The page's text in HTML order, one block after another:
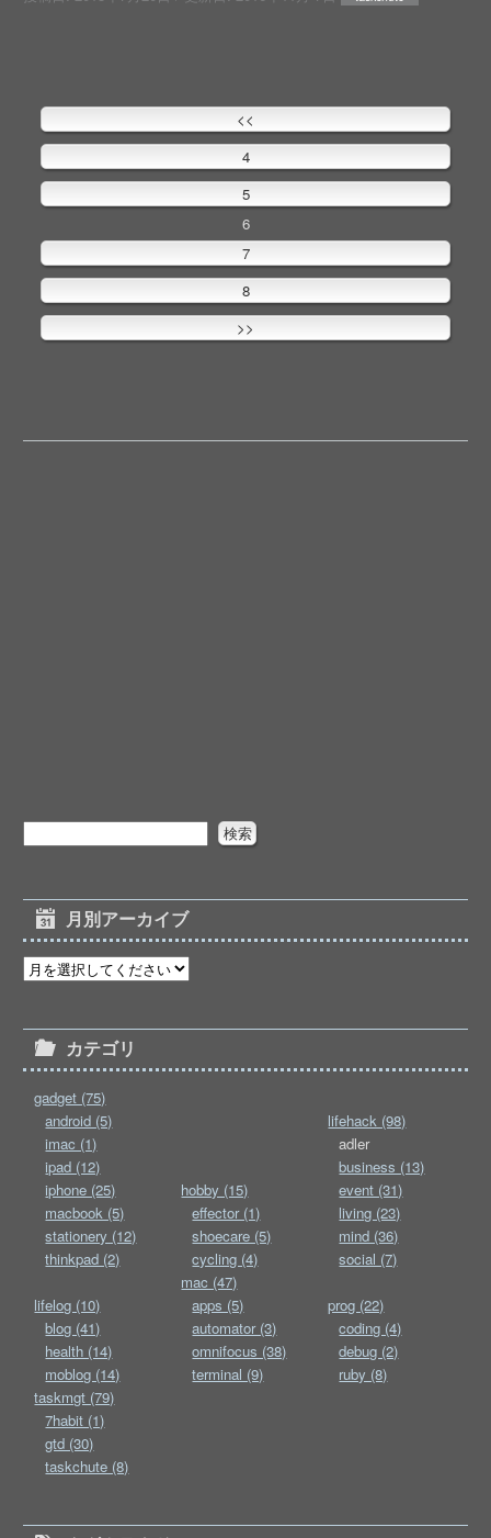
<<
4
5
6
7
8
>>
月別アーカイブ
カテゴリ
gadget (75)
android (5)
imac (1)
ipad (12)
iphone (25)
macbook (5)
stationery (12)
thinkpad (2)
hobby (15)
effector (1)
shoecare (5)
cycling (4)
lifehack (98)
adler
business (13)
event (31)
living (23)
mind (36)
social (7)
lifelog (10)
blog (41)
health (14)
moblog (14)
mac (47)
apps (5)
automator (3)
omnifocus (38)
terminal (9)
prog (22)
coding (4)
debug (2)
ruby (8)
taskmgt (79)
7habit (1)
gtd (30)
taskchute (8)